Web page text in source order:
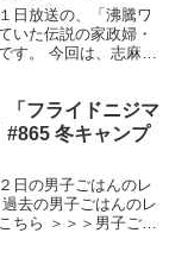
日放送の、「沸騰ワ
いた伝説の家政婦・
す。 今回は、志麻さ
雑草を使って料理し
早速...
「フライドニジマ
#865 冬キャンプ
日の男子ごはんのレ
去の男子ごはんのレ
ちら ＞＞＞男子ごは